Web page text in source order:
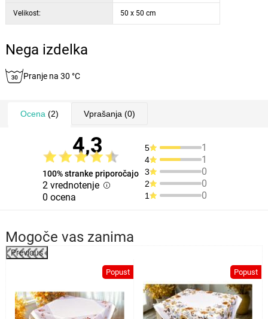
Velikost: 50 x 50 cm
Nega izdelka
Pranje na 30 °C
Ocena (2) Vprašanja (0)
4,3
100% stranke priporočajo
2 vrednotenje
0 ocena
5 1
4 1
3 0
2 0
1 0
Mogoče vas zanima
Previous
Popust Popust